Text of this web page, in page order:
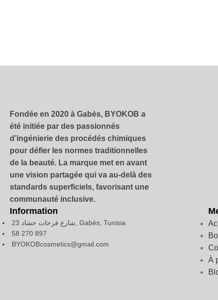
Fondée en 2020 à Gabès, BYOKOB a
été initiée par des passionnés
d’ingénierie des procédés chimiques
pour défier les normes traditionnelles
de la beauté. La marque met en avant
une vision partagée qui va au-delà des
standards superficiels, favorisant une
communauté inclusive.
Information
23 شارع فرحات حشاد, Gabès, Tunisia
58 270 897
BYOKOBcosmetics@gmail.com
À